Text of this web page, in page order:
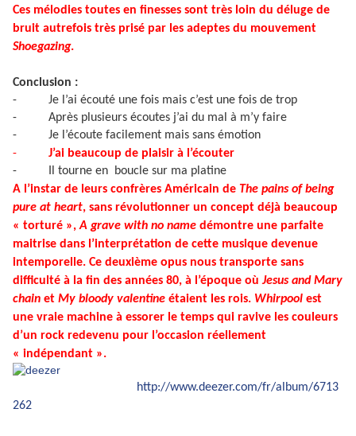
Ces mélodies toutes en finesses sont très loin du déluge de
bruit autrefois très prisé par les adeptes du mouvement
Shoegazing.
Conclusion :
-
Je l’ai écouté une fois mais c’est une fois de trop
-
Après plusieurs écoutes j’ai du mal à m’y faire
-
Je l’écoute facilement mais sans émotion
-
J’ai beaucoup de plaisir à l’écouter
-
Il tourne en boucle sur ma platine
A l’instar de leurs confrères Américain de The pains of being
pure at heart, sans révolutionner un concept déjà beaucoup
« torturé »,A grave with no name démontre une parfaite
maitrise dans l’interprétation de cette musique devenue
intemporelle. Ce deuxième opus nous transporte sans
difficulté à la fin des années 80, à l’époque oùJesus and Mary
chain et My bloody valentine étaient les rois. Whirpool est
une vraie machine à essorer le temps qui ravive les couleurs
d’un rock redevenu pour l’occasion réellement
« indépendant ».
http://www.deezer.com/fr/album/6713
262